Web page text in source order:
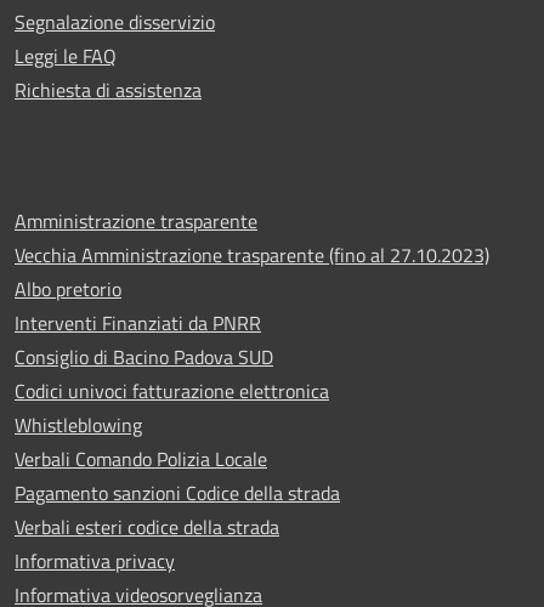
Segnalazione disservizio
Leggi le FAQ
Richiesta di assistenza
Amministrazione trasparente
Vecchia Amministrazione trasparente (fino al 27.10.2023)
Albo pretorio
Interventi Finanziati da PNRR
Consiglio di Bacino Padova SUD
Codici univoci fatturazione elettronica
Whistleblowing
Verbali Comando Polizia Locale
Pagamento sanzioni Codice della strada
Verbali esteri codice della strada
Informativa privacy
Informativa videosorveglianza